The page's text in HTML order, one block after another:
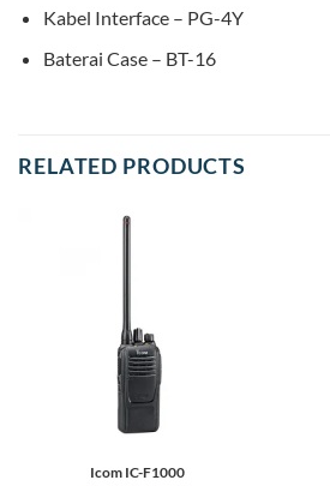
Kabel Interface – PG-4Y
Baterai Case – BT-16
RELATED PRODUCTS
Icom IC-F1000